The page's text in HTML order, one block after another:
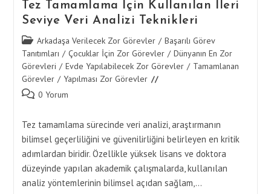
Tez Tamamlama İçin Kullanılan İleri
Seviye Veri Analizi Teknikleri
Post
category:
Arkadaşa Verilecek Zor Görevler / Başarılı Görev
Tanıtımları / Çocuklar İçin Zor Görevler / Dünyanın En Zor
Görevleri / Evde Yapılabilecek Zor Görevler / Tamamlanan
Görevler / Yapılması Zor Görevler
Post 0 Yorum
Tez tamamlama sürecinde veri analizi, araştırmanın
bilimsel geçerliliğini ve güvenilirliğini belirleyen en kritik
adımlardan biridir. Özellikle yüksek lisans ve doktora
düzeyinde yapılan akademik çalışmalarda, kullanılan
analiz yöntemlerinin bilimsel açıdan sağlam,…